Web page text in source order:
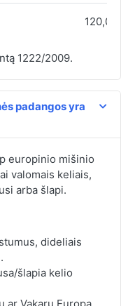
120,00 €
1222/2009.
padangos yra
europinio mišinio
valomais keliais,
arba šlapi.
dideliais
šlapia kelio